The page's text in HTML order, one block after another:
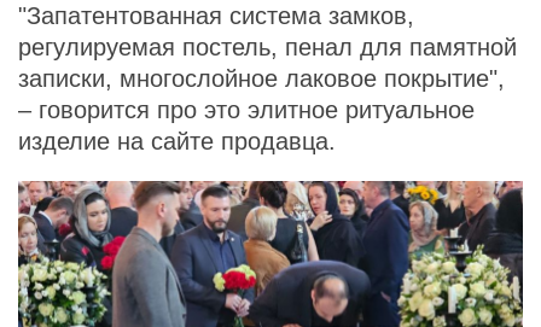
"Запатентованная система замков,
регулируемая постель, пенал для памятной
записки, многослойное лаковое покрытие",
– говорится про это элитное ритуальное
изделие на сайте продавца.